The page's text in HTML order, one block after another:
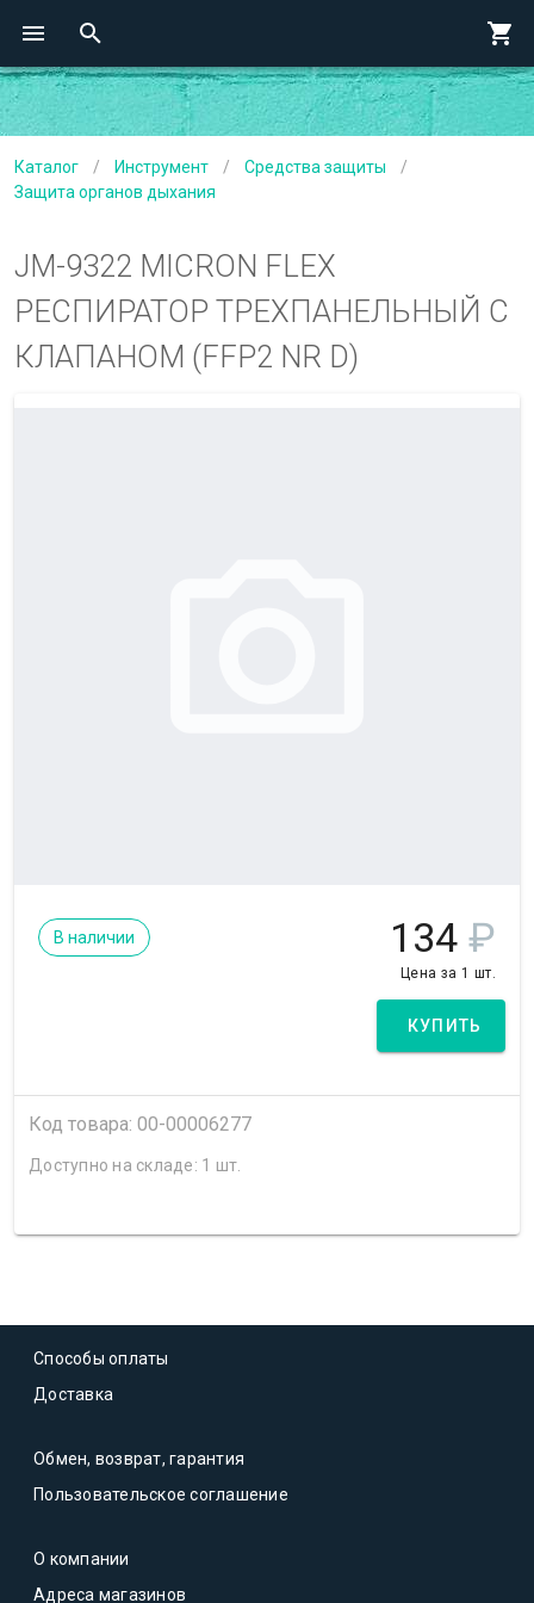
Каталог / Инструмент / Средства защиты
/
Защита органов дыхания
JM-9322 MICRON FLEX
РЕСПИРАТОР ТРЕХПАНЕЛЬНЫЙ С
КЛАПАНОМ (FFP2 NR D)
В наличии 134 ₽
Цена за 1 шт.
КУПИТЬ
Код товара: 00-00006277
Доступно на складе: 1 шт.
Способы оплаты
Доставка
Обмен, возврат, гарантия
Пользовательское соглашение
О компании
Адреса магазинов